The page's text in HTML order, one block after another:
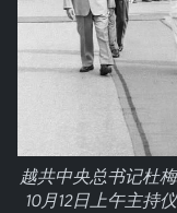
越共中央总书记杜
10月12日上午主持